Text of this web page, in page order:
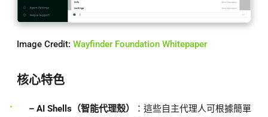
Image Credit: Wayfinder Foundation Whitepaper
核心特色
– AI Shells（智能代理殼）
：這些自主代理人可根據簡單